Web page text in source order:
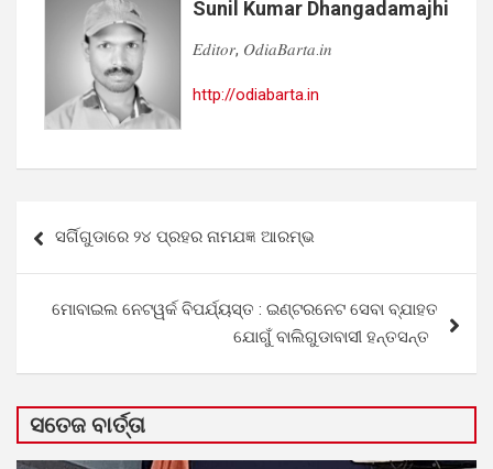
Sunil Kumar Dhangadamajhi
𝐸𝑑𝑖𝑡𝑜𝑟, 𝑂𝑑𝑖𝑎𝐵𝑎𝑟𝑡𝑎.𝑖𝑛
http://odiabarta.in
navigation
ସର୍ଗିଗୁଡାରେ ୨୪ ପ୍ରହର ନାମଯଜ୍ଞ ଆରମ୍ଭ
ମୋବାଇଲ ନେଟୱର୍କ ବିପର୍ଯ୍ୟସ୍ତ : ଇଣ୍ଟରନେଟ ସେବା ବ୍ଯାହତ
ଯୋଗୁଁ ବାଲିଗୁଡାବାସୀ ହନ୍ତସନ୍ତ
ସତେଜ ବାର୍ତ୍ତା